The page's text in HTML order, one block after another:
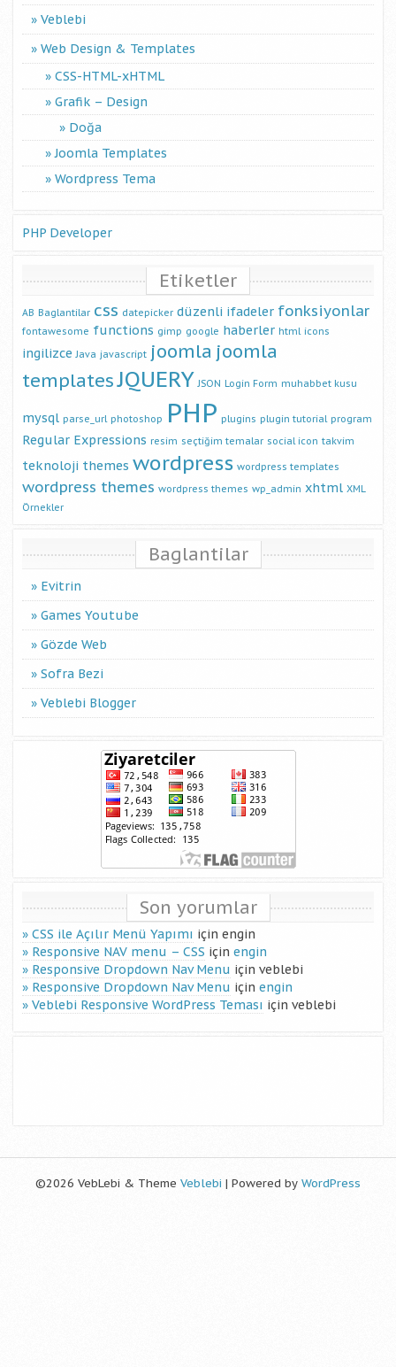
Veblebi
Web Design & Templates
CSS-HTML-xHTML
Grafik – Design
Doğa
Joomla Templates
Wordpress Tema
PHP Developer
Etiketler
AB Baglantilar css datepicker düzenli ifadeler fonksiyonlar
fontawesome functions gimp google haberler html icons
ingilizce Java javascript joomla joomla
templatesJQUERY JSON Login Form muhabbet kusu
mysql parse_url photoshop PHP plugins plugin tutorial program
Regular Expressions resim seçtiğim temalar social icon takvim
teknoloji themes wordpress wordpress templates
wordpress themes wordpress themes wp_admin xhtml XML
Örnekler
Baglantilar
Evitrin
Games Youtube
Gözde Web
Sofra Bezi
Veblebi Blogger
Son yorumlar
CSS ile Açılır Menü Yapımı için engin
Responsive NAV menu – CSS için engin
Responsive Dropdown Nav Menu için veblebi
Responsive Dropdown Nav Menu için engin
Veblebi Responsive WordPress Teması için veblebi
©2026 VebLebi & Theme Veblebi | Powered by WordPress